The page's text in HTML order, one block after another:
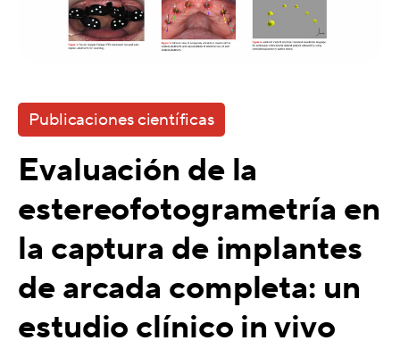
Publicaciones científicas
Evaluación de la
estereofotogrametría en
la captura de implantes
de arcada completa: un
estudio clínico in vivo